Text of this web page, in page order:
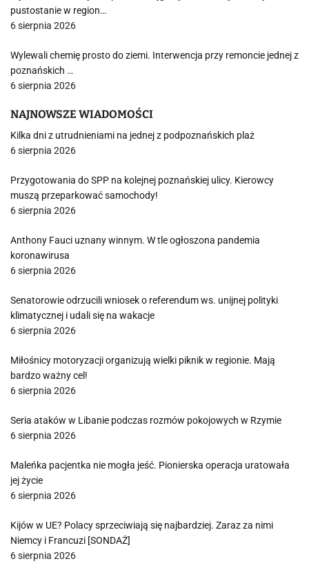
pustostanie w region…
6 sierpnia 2026
Wylewali chemię prosto do ziemi. Interwencja przy remoncie jednej z
poznańskich …
6 sierpnia 2026
NAJNOWSZE WIADOMOŚCI
Kilka dni z utrudnieniami na jednej z podpoznańskich plaż
6 sierpnia 2026
Przygotowania do SPP na kolejnej poznańskiej ulicy. Kierowcy
muszą przeparkować samochody!
6 sierpnia 2026
Anthony Fauci uznany winnym. W tle ogłoszona pandemia
koronawirusa
6 sierpnia 2026
Senatorowie odrzucili wniosek o referendum ws. unijnej polityki
klimatycznej i udali się na wakacje
6 sierpnia 2026
Miłośnicy motoryzacji organizują wielki piknik w regionie. Mają
bardzo ważny cel!
6 sierpnia 2026
Seria ataków w Libanie podczas rozmów pokojowych w Rzymie
6 sierpnia 2026
Maleńka pacjentka nie mogła jeść. Pionierska operacja uratowała
jej życie
6 sierpnia 2026
Kijów w UE? Polacy sprzeciwiają się najbardziej. Zaraz za nimi
Niemcy i Francuzi [SONDAŻ]
6 sierpnia 2026